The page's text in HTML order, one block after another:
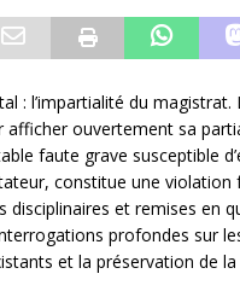
: l’impartialité du magistrat.
ouvertement sa
faute grave susceptible
constitue une
et remises en
profondes sur
et la préservation de